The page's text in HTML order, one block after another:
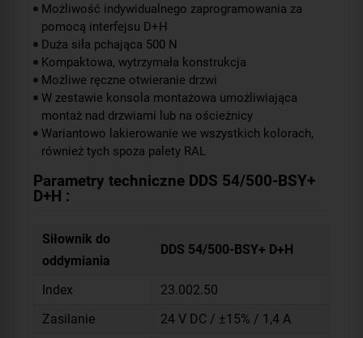
Możliwość indywidualnego zaprogramowania za
pomocą interfejsu D+H
Duża siła pchająca 500 N
Kompaktowa, wytrzymała konstrukcja
Możliwe ręczne otwieranie drzwi
W zestawie konsola montażowa umożliwiająca
montaż nad drzwiami lub na ościeżnicy
Wariantowo lakierowanie we wszystkich kolorach,
również tych spoza palety RAL
Parametry techniczne DDS 54/500-BSY+
D+H :
Siłownik do
oddymiania
DDS 54/500-BSY+ D+H
Index
23.002.50
Zasilanie
24 V DC / ±15% / 1,4 A